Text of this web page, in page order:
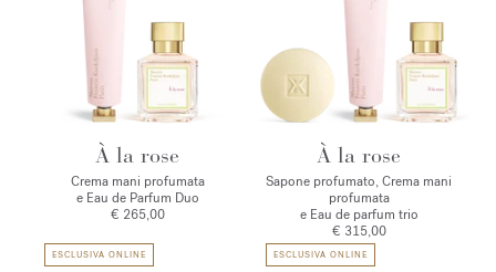
À la rose
Crema mani profumata
e Eau de Parfum Duo
€ 265,00
À la rose
Sapone profumato, Crema mani
profumata
e Eau de parfum trio
€ 315,00
ESCLUSIVA ONLINE ESCLUSIVA ONLINE